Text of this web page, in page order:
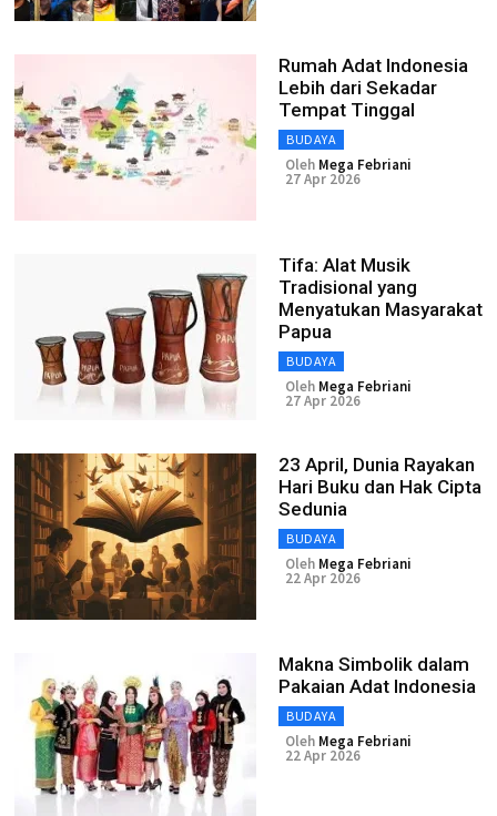
Rumah Adat Indonesia
Lebih dari Sekadar
Tempat Tinggal
BUDAYA
Oleh Mega Febriani
27 Apr 2026
Tifa: Alat Musik
Tradisional yang
Menyatukan Masyarakat
Papua
BUDAYA
Oleh Mega Febriani
27 Apr 2026
23 April, Dunia Rayakan
Hari Buku dan Hak Cipta
Sedunia
BUDAYA
Oleh Mega Febriani
22 Apr 2026
Makna Simbolik dalam
Pakaian Adat Indonesia
BUDAYA
Oleh Mega Febriani
22 Apr 2026